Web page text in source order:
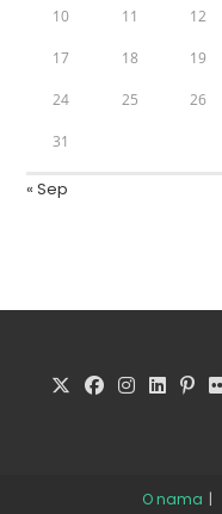
10 11 12
17 18 19
24 25 26
31
« Sep
O nama